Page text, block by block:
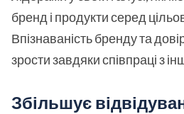
бренд і продукти серед
Впізнаваність бренду та
зрости завдяки співпраці з
Збільшує